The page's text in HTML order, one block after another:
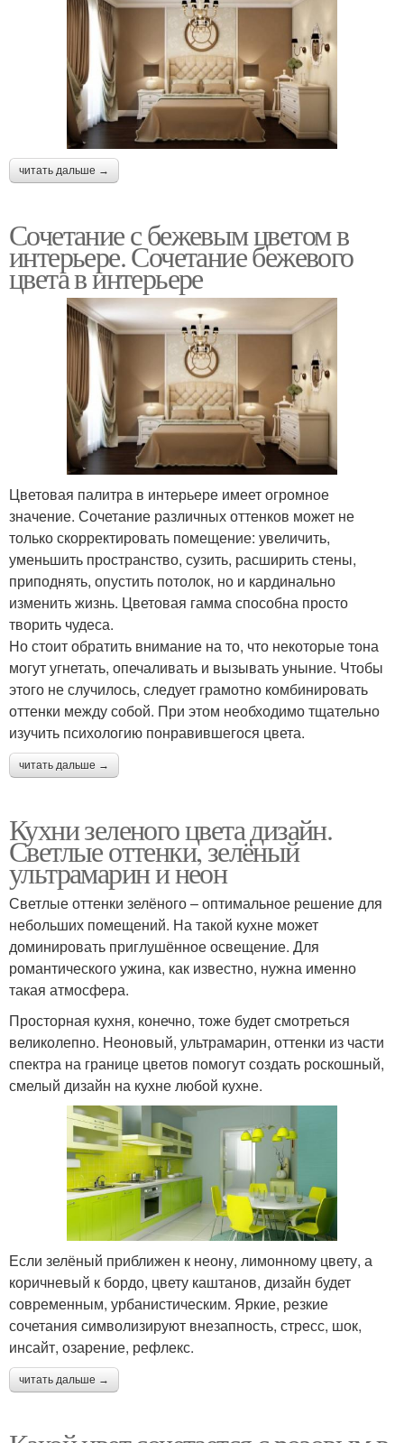
читать дальше →
Сочетание с бежевым цветом в
интерьере. Сочетание бежевого
цвета в интерьере
Цветовая палитра в интерьере имеет огромное
значение. Сочетание различных оттенков может не
только скорректировать помещение: увеличить,
уменьшить пространство, сузить, расширить стены,
приподнять, опустить потолок, но и кардинально
изменить жизнь. Цветовая гамма способна просто
творить чудеса.
Но стоит обратить внимание на то, что некоторые тона
могут угнетать, опечаливать и вызывать уныние. Чтобы
этого не случилось, следует грамотно комбинировать
оттенки между собой. При этом необходимо тщательно
изучить психологию понравившегося цвета.
читать дальше →
Кухни зеленого цвета дизайн.
Светлые оттенки, зелёный
ультрамарин и неон
Светлые оттенки зелёного – оптимальное решение для
небольших помещений. На такой кухне может
доминировать приглушённое освещение. Для
романтического ужина, как известно, нужна именно
такая атмосфера.
Просторная кухня, конечно, тоже будет смотреться
великолепно. Неоновый, ультрамарин, оттенки из части
спектра на границе цветов помогут создать роскошный,
смелый дизайн на кухне любой кухне.
Если зелёный приближен к неону, лимонному цвету, а
коричневый к бордо, цвету каштанов, дизайн будет
современным, урбанистическим. Яркие, резкие
сочетания символизируют внезапность, стресс, шок,
инсайт, озарение, рефлекс.
читать дальше →